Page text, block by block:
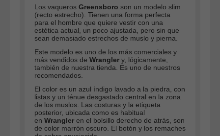
Los vaqueros Greensboro son un modelo slim
(recto estrecho). Tienen una forma perfecta
para el hombre que quiere vestir con una
estética actual, un poco ajustada, pero sin que
sean demasiado estrechos de muslo y pierna.
Este modelo es uno de los más comerciales y
más vendidos de Wrangler y, lógicamente,
también de nuestra tienda. Es uno de nuestros
recomendados.
El color es un azul índigo lavado a la piedra, con
listas y un ténue desgastado central en la zona
de los muslos. Las costuras y la etiqueta
posterior, ubicada como es habitual
en Wrangler en el bolsillo derecho de atrás, son
de color marrón oscuro. El botón y los remaches